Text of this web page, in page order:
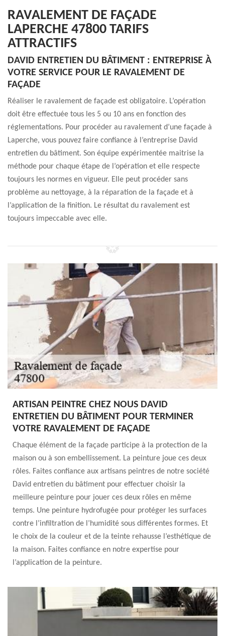
RAVALEMENT DE FAÇADE
LAPERCHE 47800 TARIFS
ATTRACTIFS
DAVID ENTRETIEN DU BÂTIMENT : ENTREPRISE À
VOTRE SERVICE POUR LE RAVALEMENT DE
FAÇADE
Réaliser le ravalement de façade est obligatoire. L’opération
doit être effectuée tous les 5 ou 10 ans en fonction des
réglementations. Pour procéder au ravalement d’une façade à
Laperche, vous pouvez faire confiance à l’entreprise David
entretien du bâtiment. Son équipe expérimentée maitrise la
méthode pour chaque étape de l’opération et elle respecte
toujours les normes en vigueur. Elle peut procéder sans
problème au nettoyage, à la réparation de la façade et à
l’application de la finition. Le résultat du ravalement est
toujours impeccable avec elle.
ARTISAN PEINTRE CHEZ NOUS DAVID
ENTRETIEN DU BÂTIMENT POUR TERMINER
VOTRE RAVALEMENT DE FAÇADE
Chaque élément de la façade participe à la protection de la
maison ou à son embellissement. La peinture joue ces deux
rôles. Faites confiance aux artisans peintres de notre société
David entretien du bâtiment pour effectuer choisir la
meilleure peinture pour jouer ces deux rôles en même
temps. Une peinture hydrofugée pour protéger les surfaces
contre l’infiltration de l’humidité sous différentes formes. Et
le choix de la couleur et de la teinte rehausse l’esthétique de
la maison. Faites confiance en notre expertise pour
l’application de la peinture.